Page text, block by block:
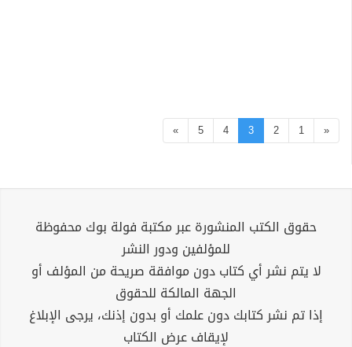
«
1
2
3
4
5
»
حقوق الكتب المنشورة عبر مكتبة فولة بوك محفوظة
للمؤلفين ودور النشر
لا يتم نشر أي كتاب دون موافقة صريحة من المؤلف أو
الجهة المالكة للحقوق
إذا تم نشر كتابك دون علمك أو بدون إذنك، يرجى الإبلاغ
لإيقاف عرض الكتاب